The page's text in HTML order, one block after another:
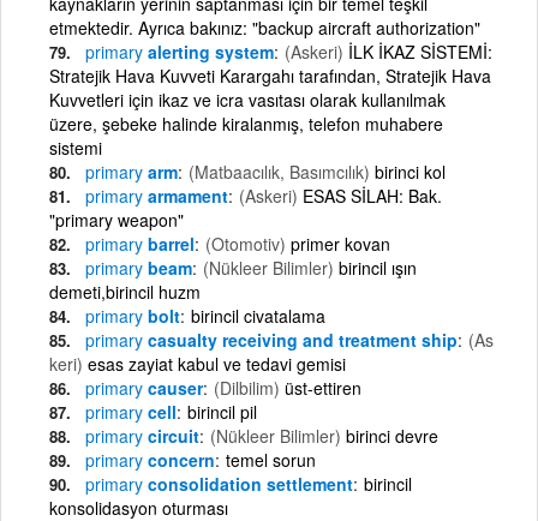
etmektedir. Ayrıca bakınız: "backup aircraft authorization"
primary alerting system (Askeri) İLK İKAZ SİSTEMİ:
Stratejik Hava Kuvveti Karargahı tarafından, Stratejik Hava
Kuvvetleri için ikaz ve icra vasıtası olarak kullanılmak
üzere, şebeke halinde kiralanmış, telefon muhabere
sistemi
primary arm (Matbaacılık, Basımcılık) birinci kol
primary armament (Askeri) ESAS SİLAH: Bak.
"primary weapon"
primary barrel (Otomotiv) primer kovan
primary beam (Nükleer Bilimler) birincil ışın
demeti,birincil huzm
primary bolt birincil civatalama
primary casualty receiving and treatment ship (As
keri) esas zayiat kabul ve tedavi gemisi
primary causer (Dilbilim) üst-ettiren
primary cell birincil pil
primary circuit (Nükleer Bilimler) birinci devre
primary concern temel sorun
primary consolidation settlement birincil
konsolidasyon oturması